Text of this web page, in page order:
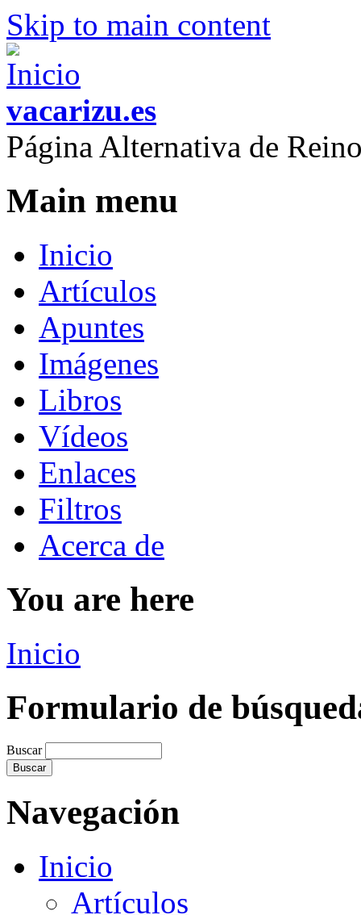
Skip to main content
vacarizu.es
Página Alternativa de
Main menu
Inicio
Artículos
Apuntes
Imágenes
Libros
Vídeos
Enlaces
Filtros
Acerca de
You are here
Inicio
Formulario de
Buscar
Navegación
Inicio
Artículos